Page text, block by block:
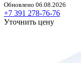
Обновлено 06.08.2026
+7 391 278-76-76
Уточнить цену